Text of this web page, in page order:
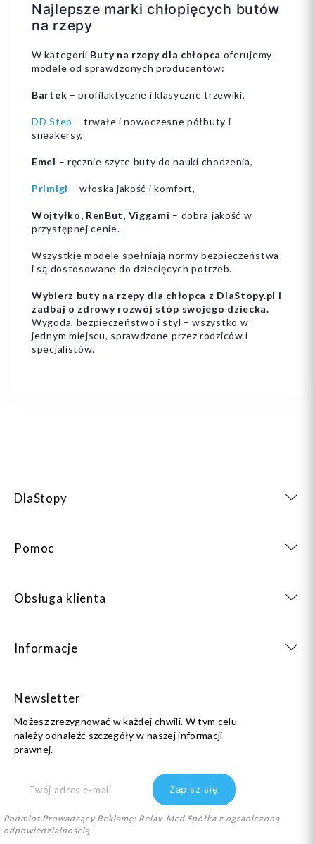
Najlepsze marki chłopięcych butów
na rzepy
W kategorii Buty na rzepy dla chłopca oferujemy
modele od sprawdzonych producentów:
Bartek – profilaktyczne i klasyczne trzewiki,
DD Step – trwałe i nowoczesne półbuty i
sneakersy,
Emel – ręcznie szyte buty do nauki chodzenia,
Primigi – włoska jakość i komfort,
Wojtyłko, RenBut, Viggami – dobra jakość w
przystępnej cenie.
Wszystkie modele spełniają normy bezpieczeństwa
i są dostosowane do dziecięcych potrzeb.
Wybierz buty na rzepy dla chłopca z DlaStopy.pl i
zadbaj o zdrowy rozwój stóp swojego dziecka.
Wygoda, bezpieczeństwo i styl – wszystko w
jednym miejscu, sprawdzone przez rodziców i
specjalistów.
DlaStopy
Pomoc
Obsługa klienta
Informacje
Newsletter
Możesz zrezygnować w każdej chwili. W tym celu
należy odnaleźć szczegóły w naszej informacji
prawnej.
Podmiot Prowadzący Reklamę: Relax-Med Spółka z ograniczoną
odpowiedzialnością